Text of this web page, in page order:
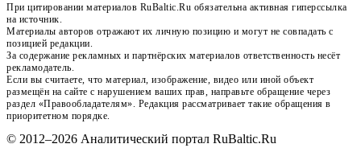
При цитировании материалов RuBaltic.Ru обязательна активная гиперссылка
на источник.
Материалы авторов отражают их личную позицию и могут не совпадать с
позицией редакции.
За содержание рекламных и партнёрских материалов ответственность несёт
рекламодатель.
Если вы считаете, что материал, изображение, видео или иной объект
размещён на сайте с нарушением ваших прав, направьте обращение через
раздел «Правообладателям». Редакция рассматривает такие обращения в
приоритетном порядке.
© 2012–2026 Аналитический портал RuBaltic.Ru